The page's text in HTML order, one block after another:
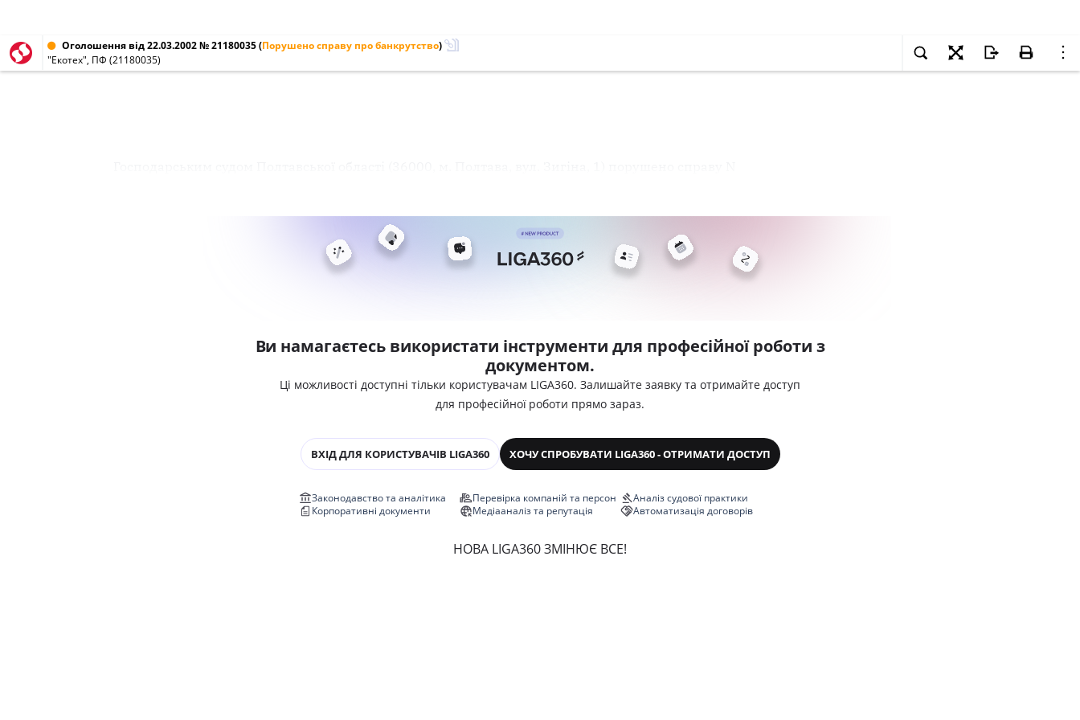
Оголошення від 22.03.2002 № 21180035(Порушено справу про банкрутство)
"Екотех", ПФ (21180035)
Ви намагаєтесь використати інструменти для професійної роботи з
документом.
Ці можливості доступні тільки користувачам LIGA360. Залишайте заявку та отримайте доступ
для професійної роботи прямо зараз.
ВХІД ДЛЯ КОРИСТУВАЧІВ LIGA360 ХОЧУ СПРОБУВАТИ LIGA360 - ОТРИМАТИ ДОСТУП
Законодавство та аналітика
Корпоративні документи
Перевірка компаній та персон
Медіааналіз та репутація
Аналіз судової практики
Автоматизація договорів
НОВА LIGA360 ЗМІНЮЄ ВСЕ!